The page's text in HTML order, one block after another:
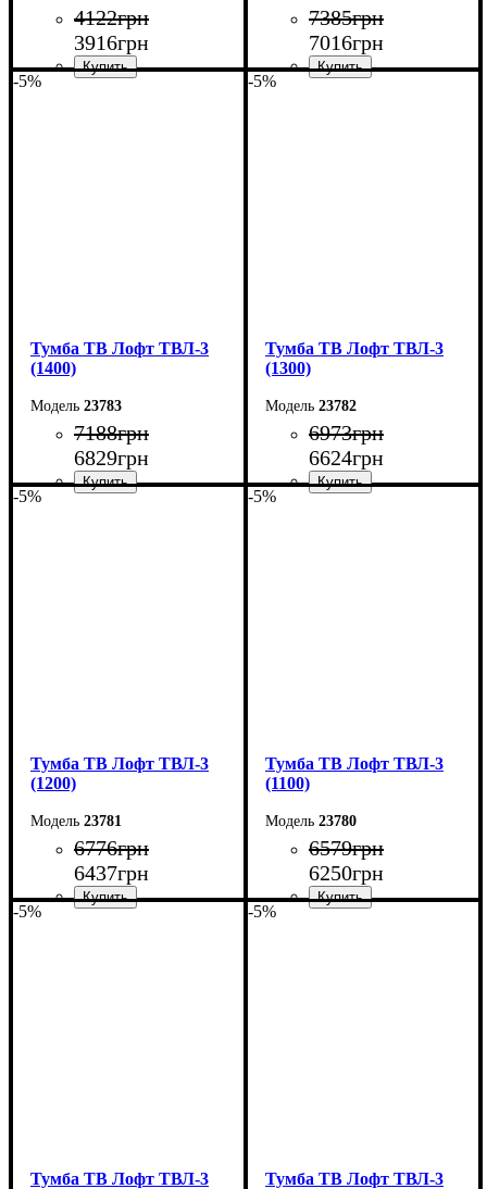
4122грн
3916грн
7385грн
7016грн
-5%
Тумба ТВ Лофт ТВЛ-3
(1400)
23783
7188грн
6829грн
-5%
Тумба ТВ Лофт ТВЛ-3
(1300)
23782
6973грн
6624грн
-5%
Тумба ТВ Лофт ТВЛ-3
(1200)
23781
6776грн
6437грн
-5%
Тумба ТВ Лофт ТВЛ-3
(1100)
23780
6579грн
6250грн
-5%
Тумба ТВ Лофт ТВЛ-3
-5%
Тумба ТВ Лофт ТВЛ-3